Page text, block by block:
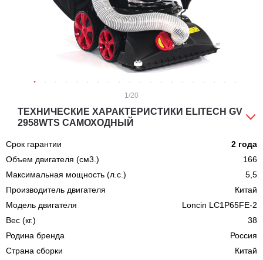
1 /20
ТЕХНИЧЕСКИЕ ХАРАКТЕРИСТИКИ ELITECH GV
2958WTS САМОХОДНЫЙ
Срок гарантии
2 года
Объем двигателя (см3.)
166
Максимальная мощность (л.с.)
5,5
Производитель двигателя
Китай
Модель двигателя
Loncin LC1P65FE-2
Вес (кг.)
38
Родина бренда
Россия
Страна сборки
Китай